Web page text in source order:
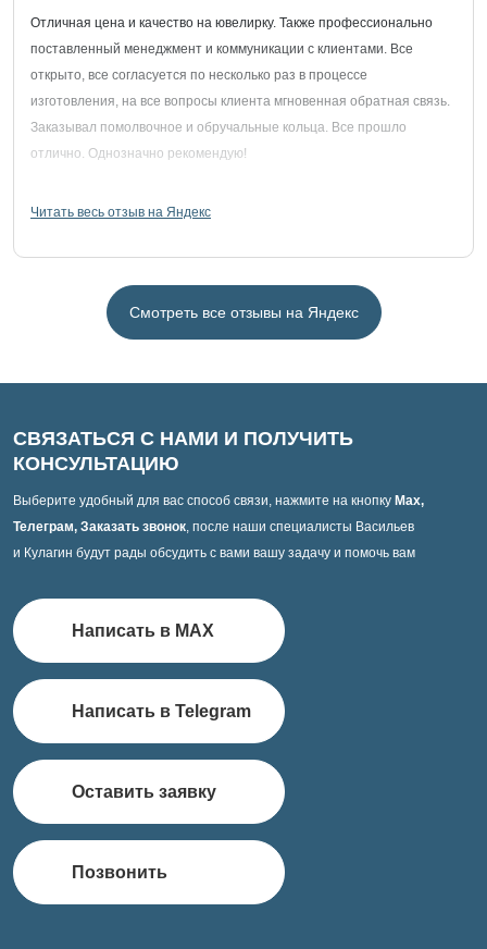
Отличная цена и качество на ювелирку. Также профессионально
поставленный менеджмент и коммуникации с клиентами. Все
открыто, все согласуется по несколько раз в процессе
изготовления, на все вопросы клиента мгновенная обратная связь.
Заказывал помолвочное и обручальные кольца. Все прошло
отлично. Однозначно рекомендую!
Читать весь отзыв на Яндекс
Смотреть все отзывы на Яндекс
СВЯЗАТЬСЯ С НАМИ И ПОЛУЧИТЬ
КОНСУЛЬТАЦИЮ
Выберите удобный для вас способ связи, нажмите на кнопку Max,
Телеграм, Заказать звонок, после наши специалисты Васильев
и Кулагин будут рады обсудить с вами вашу задачу и помочь вам
Написать в MAX
Написать в Telegram
Оставить заявку
Позвонить